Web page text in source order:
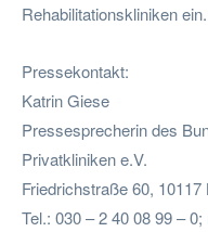
Rehabilitationskliniken ein.
Pressekontakt:
Katrin Giese
Pressesprecherin des
Privatkliniken e.V.
Friedrichstraße 60, 10117
Tel.: 030 – 2 40 08 99 – 0;